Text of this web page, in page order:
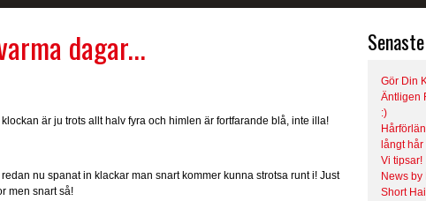
dagar...
är ju trots allt halv fyra och himlen är fortfarande blå, inte illa!
nu spanat in klackar man snart kommer kunna strotsa runt i! Just
men snart så!
Gör Din
Äntligen
:)
långt hår
Vi tipsar!
News by
Short